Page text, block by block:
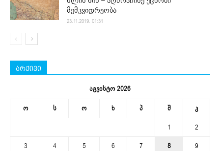
მემკვიდრეობა
23.11.2019. 01:31
არქივი
აგვისტო 2026
ო ს ო ხ პ შ კ
1
2
3
4 5 6 7 8
9